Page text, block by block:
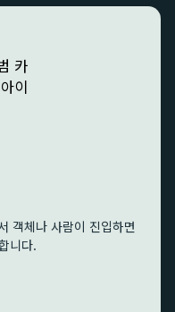
객체나 사람이 진입하면
니다.